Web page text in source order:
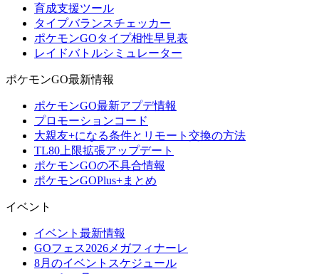
育成支援ツール
タイプバランスチェッカー
ポケモンGOタイプ相性早見表
レイドバトルシミュレーター
ポケモンGO最新情報
ポケモンGO最新アプデ情報
プロモーションコード
大親友+になる条件とリモート交換の方法
TL80上限拡張アップデート
ポケモンGOの不具合情報
ポケモンGOPlus+まとめ
イベント
イベント最新情報
GOフェス2026メガフィナーレ
8月のイベントスケジュール